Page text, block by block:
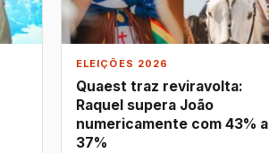
ELEIÇÕES 2026
Quaest traz reviravolta:
Raquel supera João
numericamente com 43% a
37%